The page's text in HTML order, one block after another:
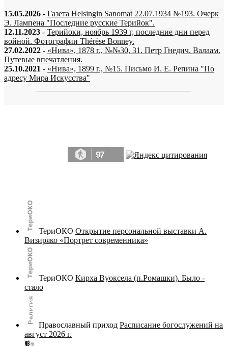
15.05.2026 - Газета Helsingin Sanomat 22.07.1934 №193. Очерк
Э. Лампена "Последние русские Терийок".
12.11.2023 - Терийоки, ноябрь 1939 г, последние дни перед
войной. Фотографии Thérèse Bonney.
27.02.2022 - «Нива», 1878 г., №№30, 31. Петр Гнедич. Валаам.
Путевые впечатления.
25.10.2021 - «Нива», 1899 г., №15. Письмо И. Е. Репина "По
адресу Мира Искусства"
97
ТериОКО Открытие персональной выставки А.
Визиряко «Портрет современника»
ТериОКО Кирха Вуоксела (п.Ромашки). Было -
стало
Православный приход Расписание богослужений на
август 2026 г.